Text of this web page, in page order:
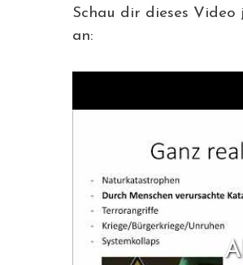
Schau dir dieses Video
an: